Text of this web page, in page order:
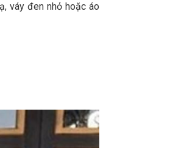
váy đen nhỏ hoặc áo